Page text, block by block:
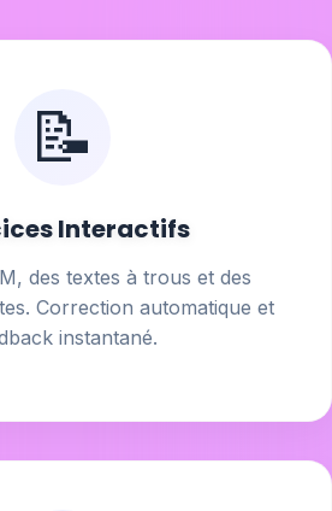
📝
Interactifs
des textes à trous et des
Correction automatique et
instantané.